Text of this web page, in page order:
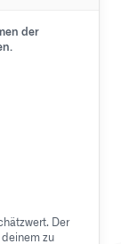
der
Der
zu